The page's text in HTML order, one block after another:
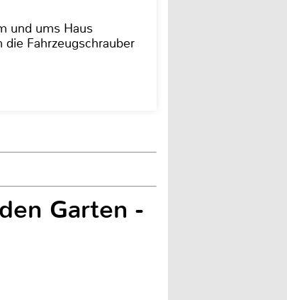
und ums Haus
Fahrzeugschrauber
Garten -